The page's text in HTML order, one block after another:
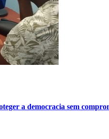
a democracia sem